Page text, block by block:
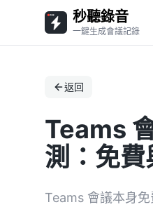
秒聽錄音
一鍵生成會議記錄
返回
Teams
測：免
Teams 會議本身